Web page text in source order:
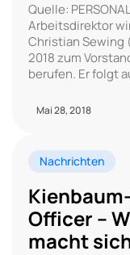
Quelle:
Arbeitsdirektor
Christian Sewing
2018 zum
berufen. Er folgt
Mai 28, 2018
Nachrichten
Officer –
macht